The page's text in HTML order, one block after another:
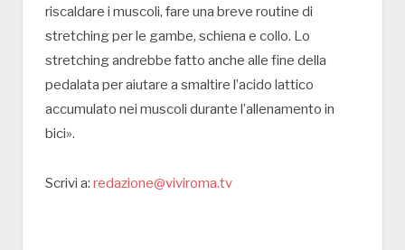
riscaldare i muscoli, fare una breve routine di
stretching per le gambe, schiena e collo. Lo
stretching andrebbe fatto anche alle fine della
pedalata per aiutare a smaltire l’acido lattico
accumulato nei muscoli durante l’allenamento in
bici».
Scrivi a: redazione@viviroma.tv